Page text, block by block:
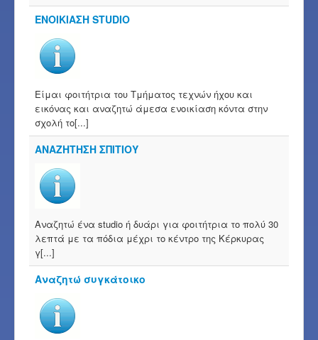
ΕΝΟΙΚΙΑΣΗ STUDIO
Είμαι φοιτήτρια του Τμήματος τεχνών ήχου και
εικόνας και αναζητώ άμεσα ενοικίαση κόντα στην
σχολή το[...]
ΑΝΑΖΗΤΗΣΗ ΣΠΙΤΙΟΥ
Αναζητώ ένα studio ή δυάρι για φοιτήτρια το πολύ 30
λεπτά με τα πόδια μέχρι το κέντρο της Κέρκυρας
γ[...]
Αναζητώ συγκάτοικο